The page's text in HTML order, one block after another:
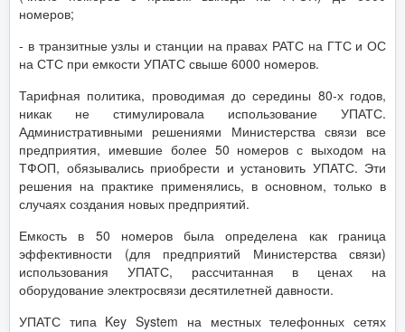
номеров;
- в транзитные узлы и станции на правах РАТС на ГТС и ОС
на СТС при емкости УПАТС свыше 6000 номеров.
Тарифная политика, проводимая до середины 80-х годов,
никак не стимулировала использование УПАТС.
Административными решениями Министерства связи все
предприятия, имевшие более 50 номеров с выходом на
ТФОП, обязывались приобрести и установить УПАТС. Эти
решения на практике применялись, в основном, только в
случаях создания новых предприятий.
Емкость в 50 номеров была определена как граница
эффективности (для предприятий Министерства связи)
использования УПАТС, рассчитанная в ценах на
оборудование электросвязи десятилетней давности.
УПАТС типа Key System на местных телефонных сетях